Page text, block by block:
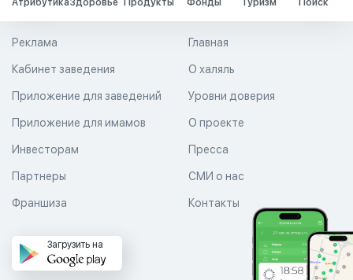
Главная
О халяль
Уровни доверия
Реклама
Кабинет заведения
Приложение для заведений
Приложение для имамов О проекте
Пресса
СМИ о нас
Контакты
Инвесторам
Партнеры
Франшиза
Загрузить на